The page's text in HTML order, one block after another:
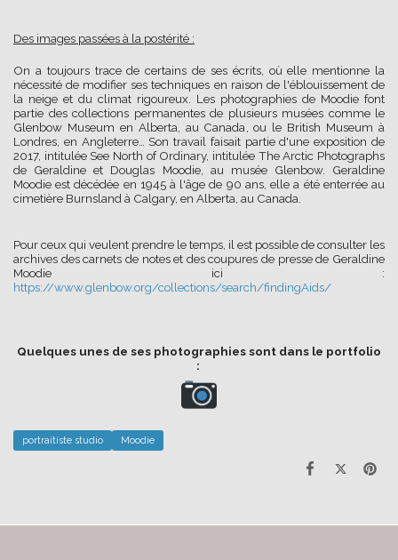
Des images passées à la postérité :
On a toujours trace de certains de ses écrits, où elle mentionne la
nécessité de modifier ses techniques en raison de l'éblouissement de
la neige et du climat rigoureux. Les photographies de Moodie font
partie des collections permanentes de plusieurs musées comme le
Glenbow Museum en Alberta, au Canada, ou le British Museum à
Londres, en Angleterre… Son travail faisait partie d'une exposition de
2017, intitulée See North of Ordinary, intitulée The Arctic Photographs
de Geraldine et Douglas Moodie, au musée Glenbow. Geraldine
Moodie est décédée en 1945 à l'âge de 90 ans, elle a été enterrée au
cimetière Burnsland à Calgary, en Alberta, au Canada.
Pour ceux qui veulent prendre le temps, il est possible de consulter les
archives des carnets de notes et des coupures de presse de Geraldine
Moodie ici :
https://www.glenbow.org/collections/search/findingAids/
Quelques unes de ses photographies sont dans le portfolio
:
portraitiste studio Moodie